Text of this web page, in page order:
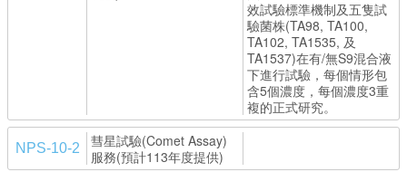
效試驗標準機制及五隻試
驗菌株(TA98, TA100,
TA102, TA1535, 及
TA1537)在有/無S9混合液
下進行試驗，每個情形包
含5個濃度，每個濃度3重
複的正式研究。
NPS-10-2
彗星試驗(Comet Assay)
服務(預計113年度提供)